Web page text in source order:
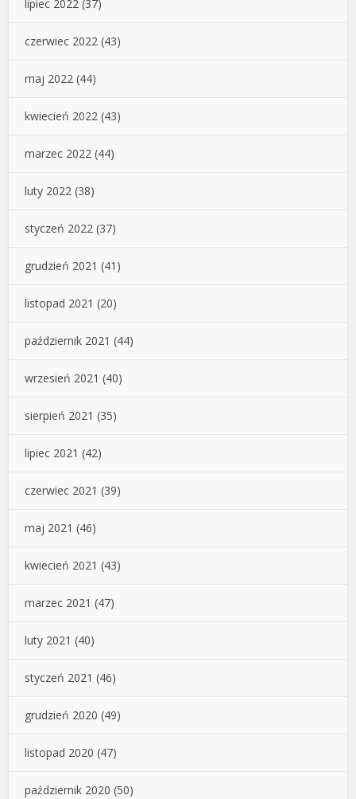
lipiec 2022 (37)
czerwiec 2022 (43)
maj 2022 (44)
kwiecień 2022 (43)
marzec 2022 (44)
luty 2022 (38)
styczeń 2022 (37)
grudzień 2021 (41)
listopad 2021 (20)
październik 2021 (44)
wrzesień 2021 (40)
sierpień 2021 (35)
lipiec 2021 (42)
czerwiec 2021 (39)
maj 2021 (46)
kwiecień 2021 (43)
marzec 2021 (47)
luty 2021 (40)
styczeń 2021 (46)
grudzień 2020 (49)
listopad 2020 (47)
październik 2020 (50)